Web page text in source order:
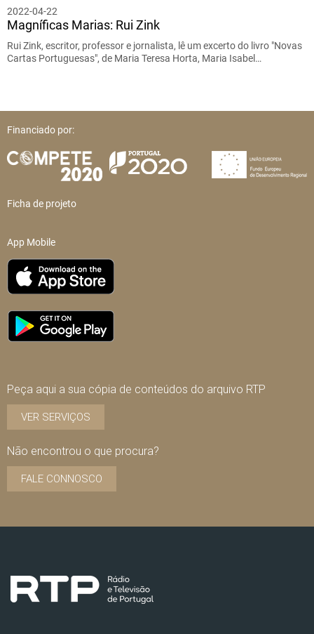
2022-04-22
Magníficas Marias: Rui Zink
Rui Zink, escritor, professor e jornalista, lê um excerto do livro "Novas
Cartas Portuguesas", de Maria Teresa Horta, Maria Isabel…
Financiado por:
Ficha de projeto
App Mobile
Peça aqui a sua cópia de conteúdos do arquivo RTP
VER SERVIÇOS
Não encontrou o que procura?
FALE CONNOSCO